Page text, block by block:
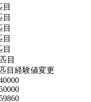
目
目
目
目
目
目
目経験値変更